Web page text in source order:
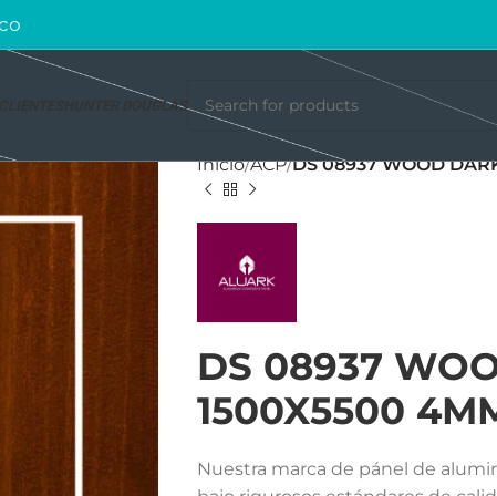
HUNTER DOUGLAS
Inicio ACP DS 08937 WOOD
DS 08937
1500X5500
Nuestra marca de pánel de